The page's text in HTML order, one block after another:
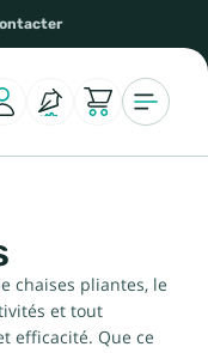
chaises pliantes, le
et tout
efficacité. Que ce